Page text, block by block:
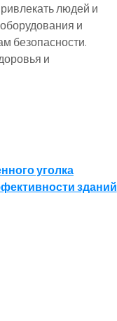
людей и
и
безопасности.
и
уголка
зданий